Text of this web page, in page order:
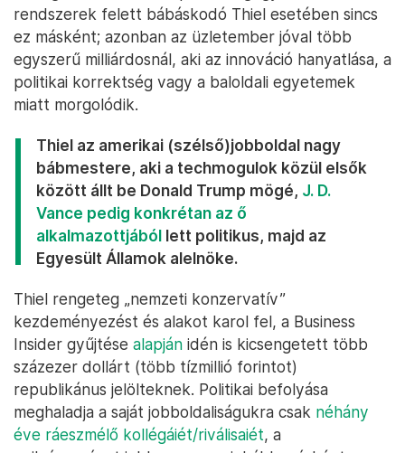
rendszerek felett bábáskodó Thiel esetében sincs
ez másként; azonban az üzletember jóval több
egyszerű milliárdosnál, aki az innováció hanyatlása, a
politikai korrektség vagy a baloldali egyetemek
miatt morgolódik.
Thiel az amerikai (szélső)jobboldal nagy
bábmestere, aki a techmogulok közül elsők
között állt be Donald Trump mögé, J. D.
Vance pedig konkrétan az ő
alkalmazottjából lett politikus, majd az
Egyesült Államok alelnöke.
Thiel rengeteg „nemzeti konzervatív”
kezdeményezést és alakot karol fel, a Business
Insider gyűjtése alapján idén is kicsengetett több
százezer dollárt (több tízmillió forintot)
republikánus jelölteknek. Politikai befolyása
meghaladja a saját jobboldaliságukra csak néhány
éve ráeszmélő kollégáiét/riválisaiét, a